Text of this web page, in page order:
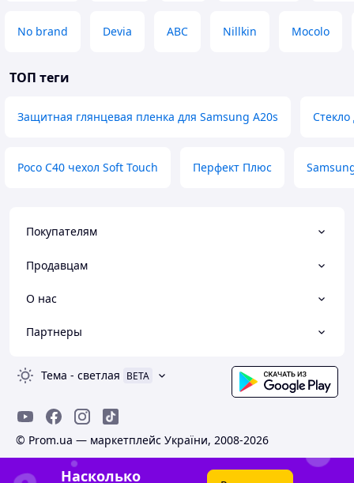
No brand Devia ABC Nillkin Mocolo
ТОП теги
Защитная глянцевая пленка для Samsung A20s
Poco C40 чехол Soft Touch Перфект Плюс
Покупателям
Продавцам
О нас
Партнеры
Тема - светлая BETA
© Prom.ua — маркетплейс України, 2008-2026
Насколько